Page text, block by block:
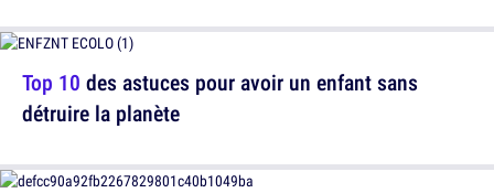
Top 10 des astuces pour avoir un enfant sans
détruire la planète